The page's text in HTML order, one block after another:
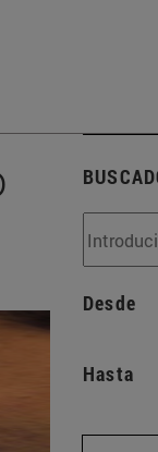
Desde
Hasta